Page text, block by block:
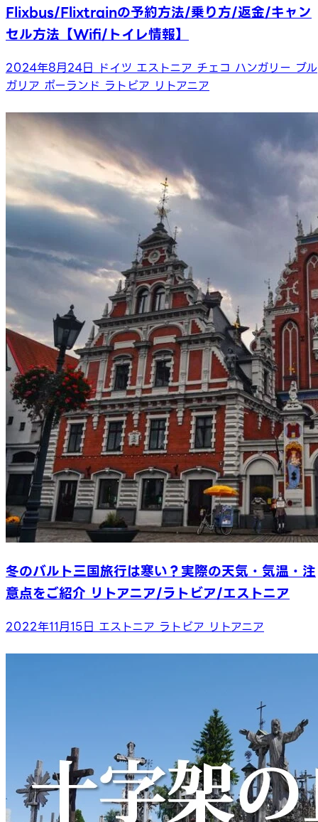
Flixbus/Flixtrainの予約方法/乗り方/返金/キャン
セル方法【Wifi/トイレ情報】
2024年8月24日 ドイツ エストニア チェコ ハンガリー ブル
ガリア ポーランド ラトビア リトアニア
冬のバルト三国旅行は寒い？実際の天気・気温・注
意点をご紹介 リトアニア/ラトビア/エストニア
2022年11月15日 エストニア ラトビア リトアニア